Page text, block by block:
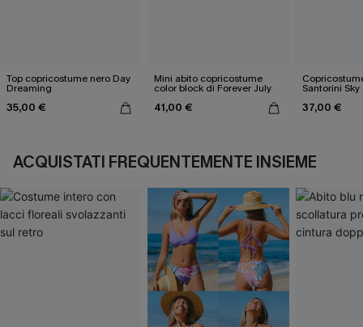
Top copricostume nero Day
Dreaming
35,00 €
Mini abito copricostume
color block di Forever July
41,00 €
Santorini Sky
37,00 €
ACQUISTATI FREQUENTEMENTE INSIEME